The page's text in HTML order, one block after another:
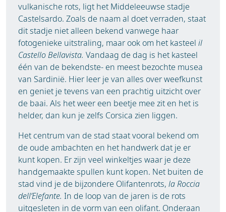
vulkanische rots, ligt het Middeleeuwse stadje
Castelsardo. Zoals de naam al doet verraden, staat
dit stadje niet alleen bekend vanwege haar
fotogenieke uitstraling, maar ook om het kasteel il
Castello Bellavista. Vandaag de dag is het kasteel
één van de bekendste- en meest bezochte musea
van Sardinië. Hier leer je van alles over weefkunst
en geniet je tevens van een prachtig uitzicht over
de baai. Als het weer een beetje mee zit en het is
helder, dan kun je zelfs Corsica zien liggen.
Het centrum van de stad staat vooral bekend om
de oude ambachten en het handwerk dat je er
kunt kopen. Er zijn veel winkeltjes waar je deze
handgemaakte spullen kunt kopen. Net buiten de
stad vind je de bijzondere Olifantenrots, la Roccia
dell’Elefante. In de loop van de jaren is de rots
uitgesleten in de vorm van een olifant. Onderaan